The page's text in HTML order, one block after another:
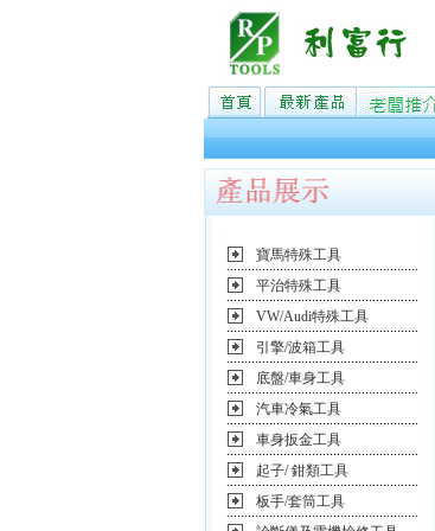
寶馬特殊工具
平治特殊工具
VW/Audi特殊工具
引擎/波箱工具
底盤/車身工具
汽車冷氣工具
車身扳金工具
起子/ 鉗類工具
板手/套筒工具